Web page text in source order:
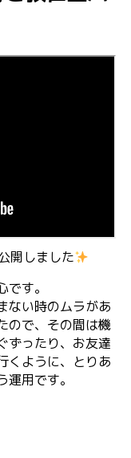
開しました
す。
ない時のムラがあ
ので、その間は機
ずったり、お友達
くように、とりあ
用です。